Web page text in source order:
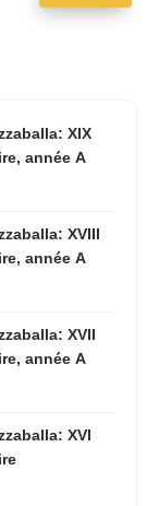
XIX
année A
XVIII
année A
XVII
année A
XVI